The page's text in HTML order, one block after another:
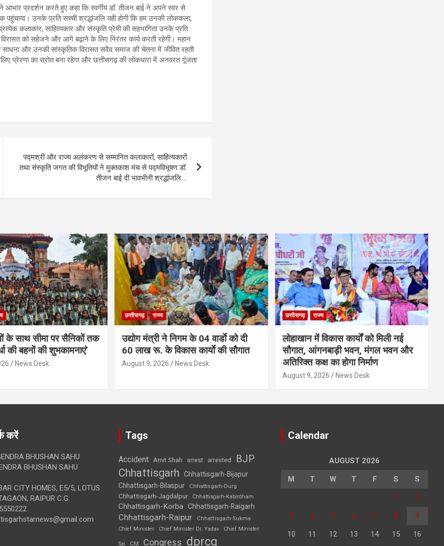
आभार प्रदर्शन करते हुए कहा कि स्वर्गीय डॉ. तीजन बाई ने अपने स्वर से
उनके प्रति सच्ची श्रद्धांजलि यही होगी कि हम उनकी लोककला,
कलाकार, साहित्यकार और संस्कृति प्रेमी की सहभागिता उनके प्रति
को सहेजने और आगे बढ़ाने के लिए निरंतर कार्य करती रहेगी। महान
और उनकी सांस्कृतिक विरासत सदैव समाज की चेतना में जीवित रहती
प्रेरणा का स्रोत बना रहेगा और छत्तीसगढ़ की लोकधारा में अनवरत गूंजता
पद्मश्री और राज्य अलंकरण से सम्मानित कलाकारों, साहित्यकारों
तथा संस्कृति जगत की विभूतियों ने मुक्तकाश मंच से पद्मविभूषण डॉ.
तीजन बाई दी भावभीनी श्रद्धांजलि….
के साथ सीमा पर सैनिकों तक
की बहनों की शुभकामनाएं’
News Desk
छत्तीसगढ़ राज्य
उद्योग मंत्री ने निगम के 04 वार्डाे को दी
60 लाख रू. के विकास कार्याे की सौगात
August 9, 2026 News Desk
छत्तीसगढ़ राज्य
लोहाखान में विकास कार्यों को मिली नई
सौगात, आंगनबाड़ी भवन, मंगल भवन और
अतिरिक्त कक्ष का होगा निर्माण
August 9, 2026 News Desk
करें
BHUSHAN SAHU
BHUSHAN SAHU
CITY HOMES, E5/5, LOTUS
RAIPUR C.G.
Tags
Accident Amit Shah arrest arrested BJP
Chhattisgarh
Chhattisgarh-Bijapur
Chhattisgarh-Bilaspur
Chhattisgarh-Durg
Chhattisgarh-Jagdalpur Chhattisgarh-Kabirdham
Chhattisgarh-Korba Chhattisgarh-Raigarh
Chhattisgarh-Raipur
Chhattisgarh-Sukma
Chief Minister
Chief Minister Dr. Yadav Chief Minister
Sai CM Congress dprcg
Calendar
AUGUST 2026
M T W T F S S
1 2
3 4 5 6 7 8 9
10 11 12 13 14 15 16